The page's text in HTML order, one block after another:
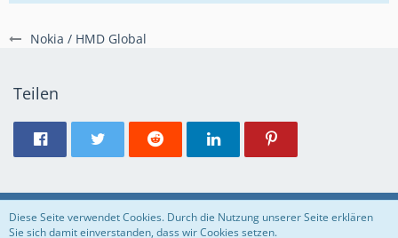
Nokia / HMD Global
Teilen
Regeln Datenschutzerklärung Impressum
Diese Seite verwendet Cookies. Durch die Nutzung unserer Seite erklären
Sie sich damit einverstanden, dass wir Cookies setzen.